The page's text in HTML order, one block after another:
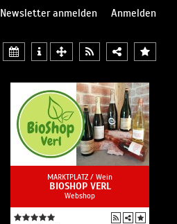
Newsletter anmelden
Anmelden
MARKTPLATZ / Wein
BIOSHOP VERL
Webshop